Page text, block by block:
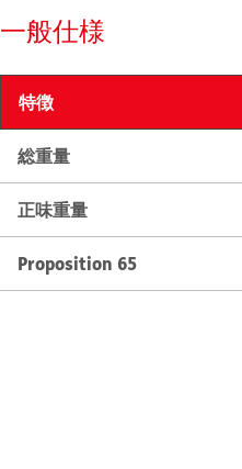
一般仕様
特徴
総重量
正味重量
Proposition 65